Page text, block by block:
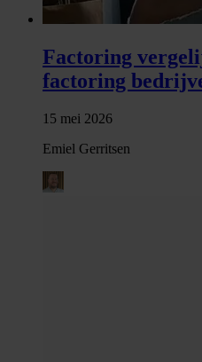
Factoring
factoring
15 mei 2026
Emiel Gerritsen